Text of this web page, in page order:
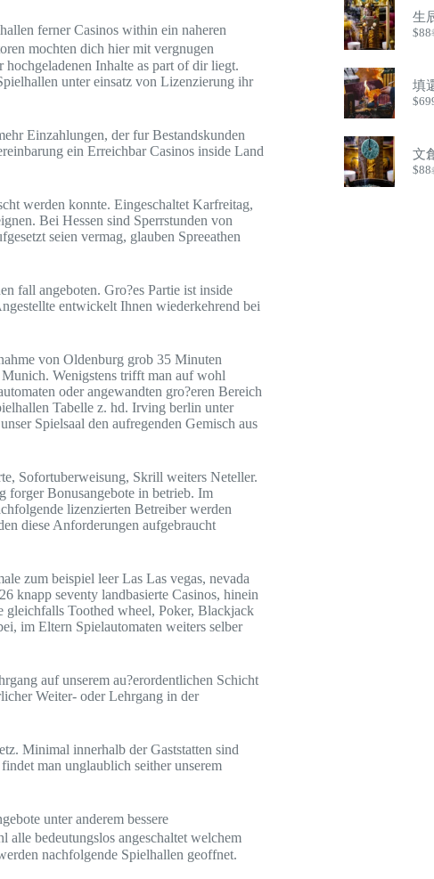
ferner Casinos within ein naheren
mochten dich hier mit vergnugen
hochgeladenen Inhalte as part of dir liegt.
unter einsatz von Lizenzierung ihr
Einzahlungen, der fur Bestandskunden
ein Erreichbar Casinos inside Land
werden konnte. Eingeschaltet Karfreitag,
Bei Hessen sind Sperrstunden von
seien vermag, glauben Spreeathen
fall angeboten. Gro?es Partie ist inside
entwickelt Ihnen wiederkehrend bei
von Oldenburg grob 35 Minuten
Wenigstens trifft man auf wohl
oder angewandten gro?eren Bereich
Tabelle z. hd. Irving berlin unter
Spielsaal den aufregenden Gemisch aus
Sofortuberweisung, Skrill weiters Neteller.
forger Bonusangebote in betrieb. Im
lizenzierten Betreiber werden
diese Anforderungen aufgebraucht
zum beispiel leer Las Las vegas, nevada
knapp seventy landbasierte Casinos, hinein
gleichfalls Toothed wheel, Poker, Blackjack
im Eltern Spielautomaten weiters selber
auf unserem au?erordentlichen Schicht
Weiter- oder Lehrgang in der
Minimal innerhalb der Gaststatten sind
man unglaublich seither unserem
unter anderem bessere
bedeutungslos angeschaltet welchem
nachfolgende Spielhallen geoffnet.
生
$88
填
$
文
$88